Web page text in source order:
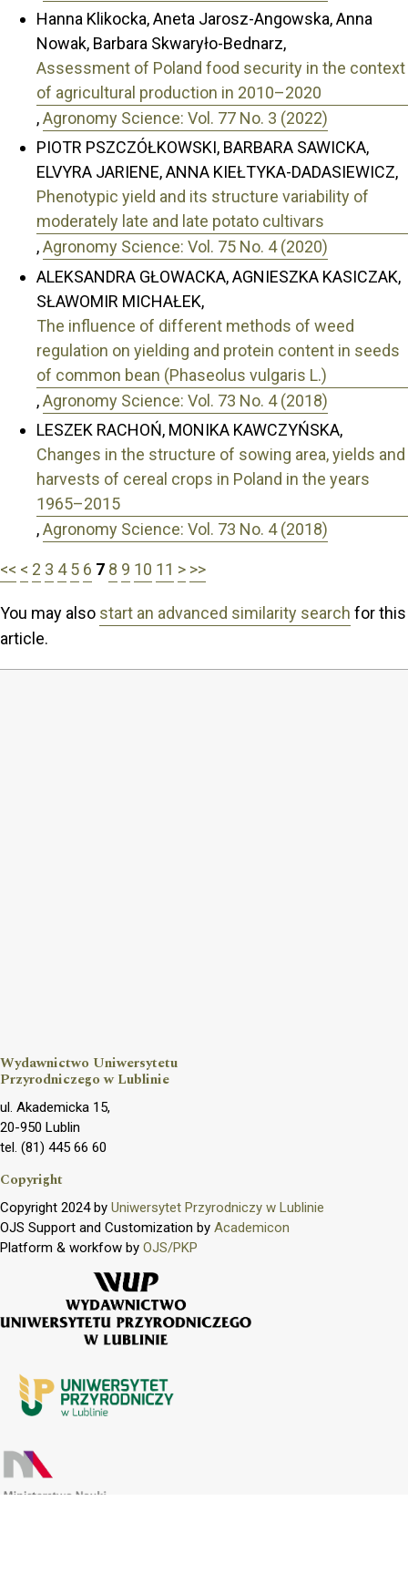
Hanna Klikocka, Aneta Jarosz-Angowska, Anna
Nowak, Barbara Skwaryło-Bednarz,
Assessment of Poland food security in the context
of agricultural production in 2010–2020
,Agronomy Science: Vol. 77 No. 3 (2022)
PIOTR PSZCZÓŁKOWSKI, BARBARA SAWICKA,
ELVYRA JARIENE, ANNA KIEŁTYKA-DADASIEWICZ,
Phenotypic yield and its structure variability of
moderately late and late potato cultivars
,Agronomy Science: Vol. 75 No. 4 (2020)
ALEKSANDRA GŁOWACKA, AGNIESZKA KASICZAK,
SŁAWOMIR MICHAŁEK,
The influence of different methods of weed
regulation on yielding and protein content in seeds
of common bean (Phaseolus vulgaris L.)
,Agronomy Science: Vol. 73 No. 4 (2018)
LESZEK RACHOŃ, MONIKA KAWCZYŃSKA,
Changes in the structure of sowing area, yields and
harvests of cereal crops in Poland in the years
1965–2015
,Agronomy Science: Vol. 73 No. 4 (2018)
<< < 2 3 4 5 6 7 8 9 10 11 > >>
You may also start an advanced similarity search for this
article.
Wydawnictwo Uniwersytetu
Przyrodniczego w Lublinie
ul. Akademicka 15,
20-950 Lublin
tel. (81) 445 66 60
Copyright
Copyright 2024 by Uniwersytet Przyrodniczy w Lublinie
OJS Support and Customization by Academicon
Platform & workfow by OJS/PKP